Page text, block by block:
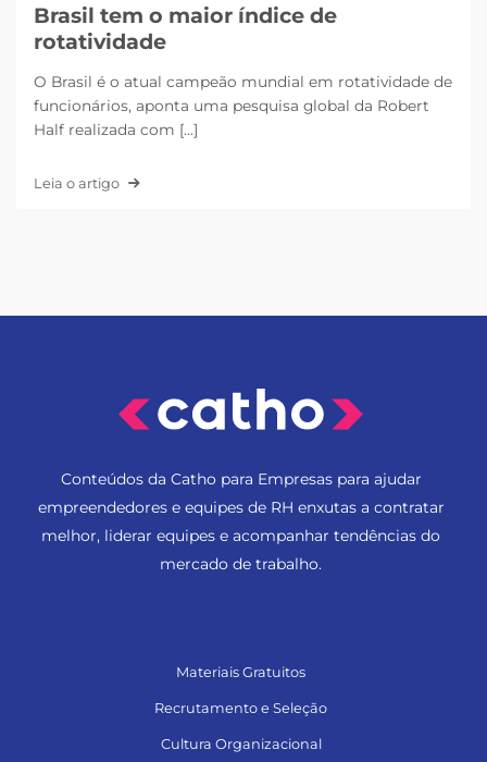
Brasil tem o maior índice de
rotatividade
O Brasil é o atual campeão mundial em rotatividade de
funcionários, aponta uma pesquisa global da Robert
Half realizada com [...]
Leia o artigo
Conteúdos da Catho para Empresas para ajudar
empreendedores e equipes de RH enxutas a contratar
melhor, liderar equipes e acompanhar tendências do
mercado de trabalho.
Materiais Gratuitos
Recrutamento e Seleção
Cultura Organizacional